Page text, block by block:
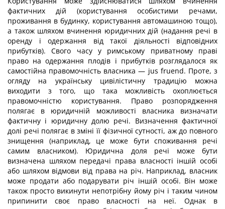
фактичних дій (користування особистими речами,
проживання в будинку, користування автомашиною тощо),
а також шляхом вчинення юридичних дій (надання речі в
оренду і одержання від такої діяльності відповідних
прибутків). Свого часу у римському приватному праві
право на одержання плодів і прибутків розглядалося як
самостійна правомочність власника — jus fruend. Проте, з
огляду на українську цивілістичну традицію можна
виходити з того, що така можливість охоплюється
правомочністю користування. Право розпорядження
полягає в юридичній можливості власника визначати
фактичну і юридичну долю речі. Визначення фактичної
долі речі полягає в зміні її фізичної сутності, аж до повного
знищення (наприклад, це може бути споживання речі
самим власником). Юридична доля речі може бути
визначена шляхом передачі права власності іншій особі
або шляхом відмови від права на річ. Наприклад, власник
може продати або подарувати річ іншій особі. Він може
також просто викинути непотрібну йому річ і таким чином
припинити своє право власності на неї. Однак в